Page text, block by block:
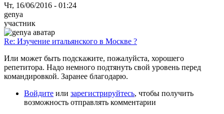
Чт, 16/06/2016 - 01:24
genya
участник
Re: Изучение итальянского в Москве ?
Или может быть подскажите, пожалуйста, хорошего
репетитора. Надо немного подтянуть свой уровень перед
командировкой. Заранее благодарю.
Войдите или зарегистрируйтесь, чтобы получить
возможность отправлять комментарии